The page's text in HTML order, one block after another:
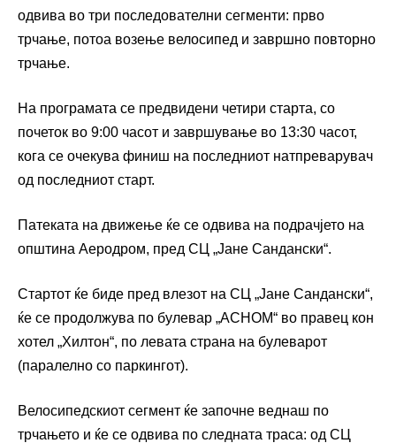
одвива во три последователни сегменти: прво
трчање, потоа возење велосипед и завршно повторно
трчање.
На програмата се предвидени четири старта, со
почеток во 9:00 часот и завршување во 13:30 часот,
кога се очекува финиш на последниот натпреварувач
од последниот старт.
Патеката на движење ќе се одвива на подрачјето на
општина Аеродром, пред СЦ „Јане Сандански“.
Стартот ќе биде пред влезот на СЦ „Јане Сандански“,
ќе се продолжува по булевар „АСНОМ“ во правец кон
хотел „Хилтон“, по левата страна на булеварот
(паралелно со паркингот).
Велосипедскиот сегмент ќе започне веднаш по
трчањето и ќе се одвива по следната траса: од СЦ